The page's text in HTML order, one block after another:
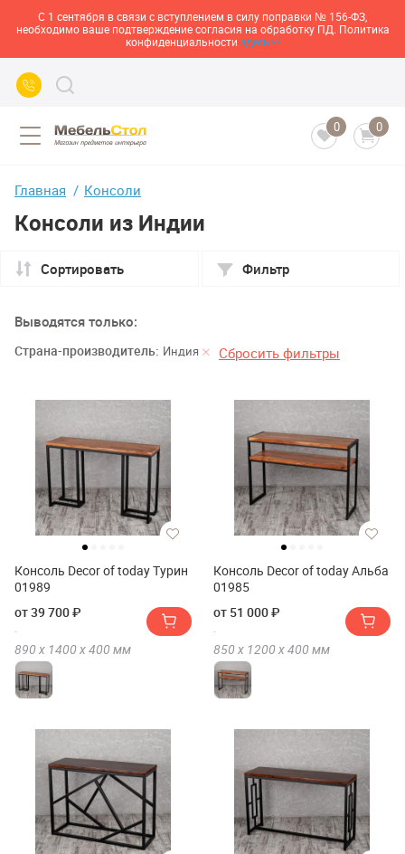
С 1 сентября в связи с вступлением в силу поправки № 156-ФЗ,
необходимо ваше подтверждение согласия на обработку ПД. Политика
конфиденциальности здесь>>
0 0
Главная Консоли
Консоли из Индии
Сортировать Фильтр
Выводятся только:
Страна-производитель: Индия Сбросить фильтры
Консоль Decor of today Турин
01989
от 39 700 ₽
890 х 1400 х400 мм
Консоль Decor of today Альба
01985
от 51 000 ₽
850 х 1200 х400 мм